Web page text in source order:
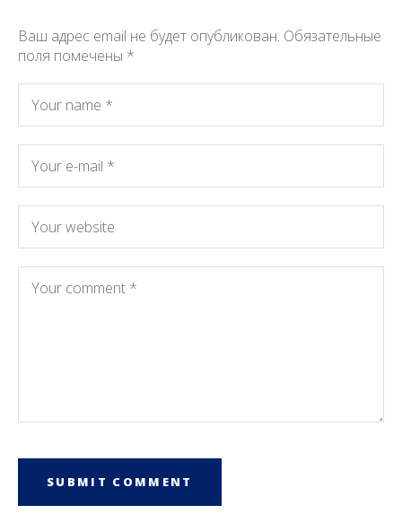
Ваш адрес email не будет опубликован. Обязательные
поля помечены *